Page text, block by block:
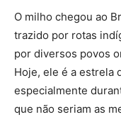
O milho chegou ao
trazido por rotas
por diversos povos
Hoje, ele é a estrela
especialmente
que não seriam as